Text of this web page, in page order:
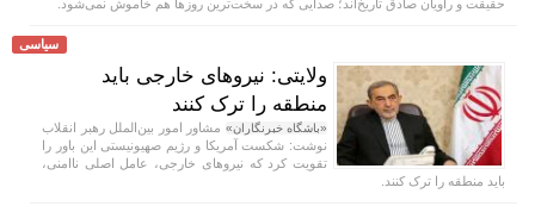
حقیقت و راویان صادق تاریخ‌اند؛ صدایی که در سخت‌ترین روزها هم خاموش نمی‌شود.
سیاسی
ولایتی: نیروهای خارجی باید
منطقه را ترک کنند
«باشگاه خبرنگاران» مشاور امور بین‌الملل رهبر انقلاب
نوشت: شکست آمریکا و رژیم صهیونیستی این باور را
تقویت کرد که نیروهای خارجی، عامل اصلی ناامنی،
باید منطقه را ترک کنند.